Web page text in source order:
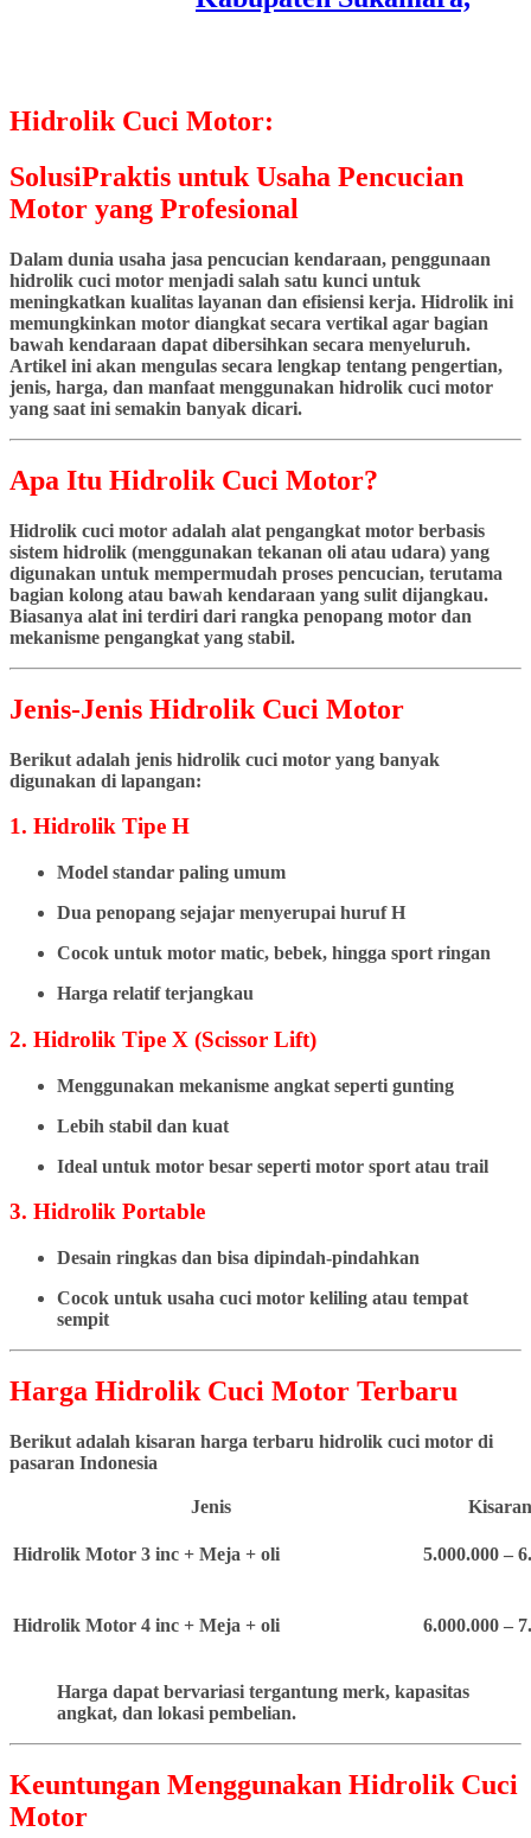
Hidrolik Cuci Motor:
SolusiPraktis untuk Usaha Pencucian
Motor yang Profesional
Dalam dunia usaha jasa pencucian kendaraan, penggunaan
hidrolik cuci motor menjadi salah satu kunci untuk
meningkatkan kualitas layanan dan efisiensi kerja. Hidrolik ini
memungkinkan motor diangkat secara vertikal agar bagian
bawah kendaraan dapat dibersihkan secara menyeluruh.
Artikel ini akan mengulas secara lengkap tentang pengertian,
jenis, harga, dan manfaat menggunakan hidrolik cuci motor
yang saat ini semakin banyak dicari.
Apa Itu Hidrolik Cuci Motor?
Hidrolik cuci motor adalah alat pengangkat motor berbasis
sistem hidrolik (menggunakan tekanan oli atau udara) yang
digunakan untuk mempermudah proses pencucian, terutama
bagian kolong atau bawah kendaraan yang sulit dijangkau.
Biasanya alat ini terdiri dari rangka penopang motor dan
mekanisme pengangkat yang stabil.
Jenis-Jenis Hidrolik Cuci Motor
Berikut adalah jenis hidrolik cuci motor yang banyak
digunakan di lapangan:
1. Hidrolik Tipe H
Model standar paling umum
Dua penopang sejajar menyerupai huruf H
Cocok untuk motor matic, bebek, hingga sport ringan
Harga relatif terjangkau
2. Hidrolik Tipe X (Scissor Lift)
Menggunakan mekanisme angkat seperti gunting
Lebih stabil dan kuat
Ideal untuk motor besar seperti motor sport atau trail
3. Hidrolik Portable
Desain ringkas dan bisa dipindah-pindahkan
Cocok untuk usaha cuci motor keliling atau tempat
sempit
Harga Hidrolik Cuci Motor Terbaru
Berikut adalah kisaran harga terbaru hidrolik cuci motor di
pasaran Indonesia
Jenis
Hidrolik Motor 3 inc + Meja + oli 5.000.000 –
Hidrolik Motor 4 inc + Meja + oli 6.000.000 –
Harga dapat bervariasi tergantung merk, kapasitas
angkat, dan lokasi pembelian.
Keuntungan Menggunakan Hidrolik Cuci
Motor